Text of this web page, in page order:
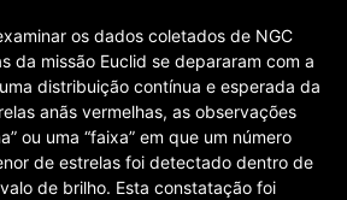
os dados coletados de NGC
da missão Euclid se depararam com a
distribuição contínua e esperada da
anãs vermelhas, as observações
ou uma “faixa” em que um número
de estrelas foi detectado dentro de
de brilho. Esta constatação foi